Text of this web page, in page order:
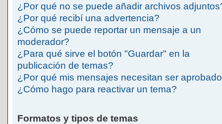
¿Por qué no se puede añadir archivos
¿Por qué recibí una advertencia?
¿Cómo se puede reportar un mensaje a un
moderador?
¿Para qué sirve el botón "Guardar" en la
publicación de temas?
¿Por qué mis mensajes necesitan ser
¿Cómo hago para reactivar un tema?
Formatos y tipos de temas